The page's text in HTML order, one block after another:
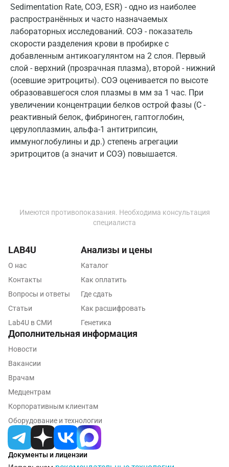
Sedimentation Rate, СОЭ, ESR) - одно из наиболее
распространённых и часто назначаемых
лабораторных исследований. СОЭ - показатель
скорости разделения крови в пробирке с
добавленным антикоагулянтом на 2 слоя. Первый
слой - верхний (прозрачная плазма), второй - нижний
(осевшие эритроциты). СОЭ оценивается по высоте
образовавшегося слоя плазмы в мм за 1 час. При
увеличении концентрации белков острой фазы (С -
реактивный белок, фибриноген, гаптоглобин,
церулоплазмин, альфа-1 антитрипсин,
иммуноглобулины и др.) степень агрегации
эритроцитов (а значит и СОЭ) повышается.
Коломна
Королев
Кострома
Котельники
Красногорск
Краснодар
Красноярск
Курск
Лобня
Майкоп
Мурманск
Набережные Челны
Наро-Фоминск
Нижнекамск
Новокузнецк
Новороссийск
Новосибирск
Имеются противопоказания. Необходима консультация
специалиста
Документы и лицензии
LAB4U
О нас
Контакты
Вопросы и ответы
Статьи
Lab4U в СМИ
Анализы и цены
Каталог
Как оплатить
Где сдать
Как расшифровать
Генетика
Дополнительная информация
Новости
Вакансии
Врачам
Медцентрам
Корпоративным клиентам
Оборудование и технологии